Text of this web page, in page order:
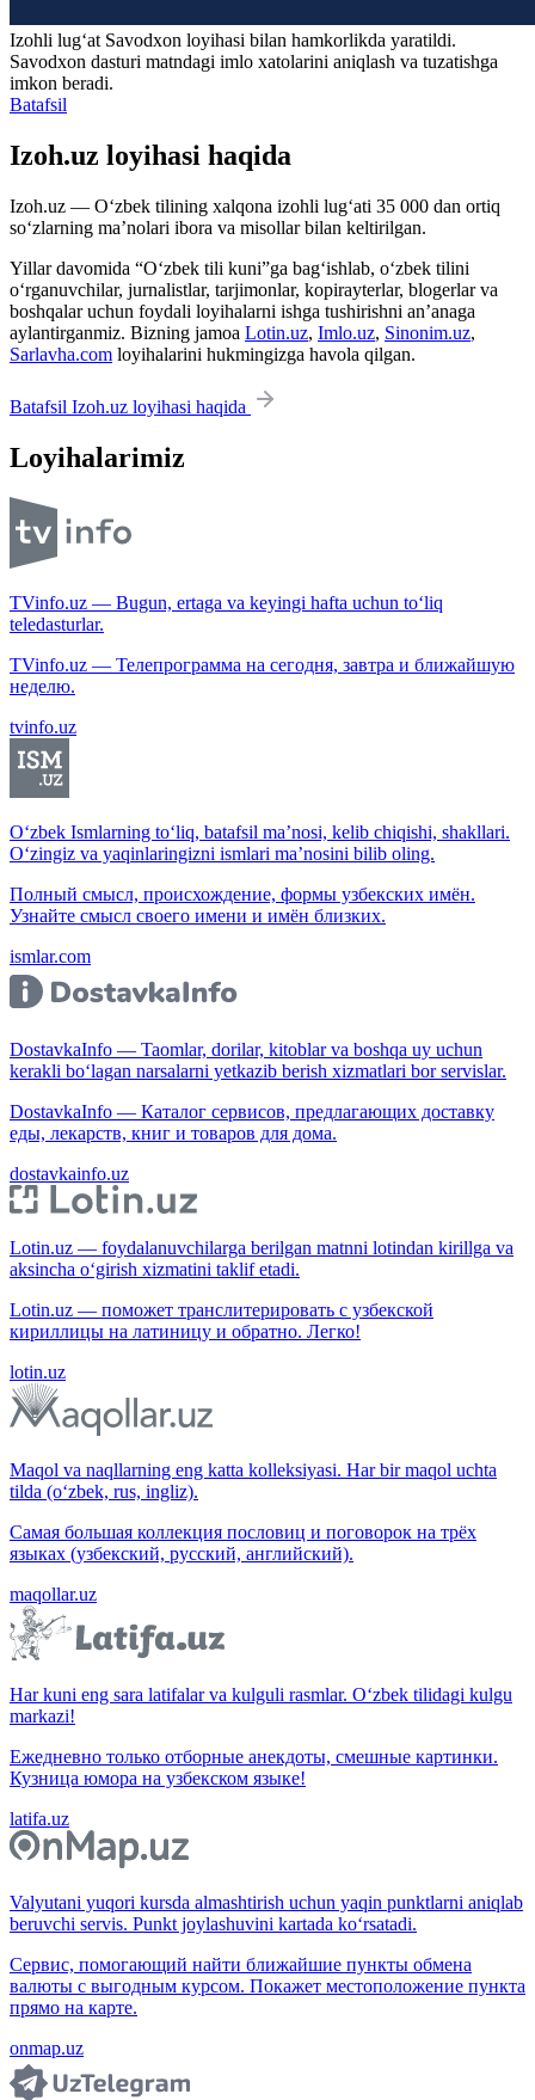
Izohli lugʻat Savodxon loyihasi bilan hamkorlikda yaratildi.
Savodxon dasturi matndagi imlo xatolarini aniqlash va tuzatishga
imkon beradi.
Batafsil
Izoh.uz loyihasi haqida
Izoh.uz — O‘zbek tilining xalqona izohli lug‘ati 35 000 dan ortiq
so‘zlarning ma’nolari ibora va misollar bilan keltirilgan.
Yillar davomida “O‘zbek tili kuni”ga bag‘ishlab, o‘zbek tilini
o‘rganuvchilar, jurnalistlar, tarjimonlar, kopirayterlar, blogerlar va
boshqalar uchun foydali loyihalarni ishga tushirishni an’anaga
aylantirganmiz. Bizning jamoa Lotin.uz, Imlo.uz, Sinonim.uz,
Sarlavha.com loyihalarini hukmingizga havola qilgan.
Batafsil Izoh.uz loyihasi haqida
Loyihalarimiz
TVinfo.uz — Bugun, ertaga va keyingi hafta uchun to‘liq
teledasturlar.
TVinfo.uz — Телепрограмма на сегодня, завтра и ближайшую
неделю.
tvinfo.uz
O‘zbek Ismlarning to‘liq, batafsil ma’nosi, kelib chiqishi, shakllari.
O‘zingiz va yaqinlaringizni ismlari ma’nosini bilib oling.
Полный смысл, происхождение, формы узбекских имён.
Узнайте смысл своего имени и имён близких.
ismlar.com
DostavkaInfo — Taomlar, dorilar, kitoblar va boshqa uy uchun
kerakli bo‘lagan narsalarni yetkazib berish xizmatlari bor servislar.
DostavkaInfo — Каталог сервисов, предлагающих доставку
еды, лекарств, книг и товаров для дома.
dostavkainfo.uz
Lotin.uz — foydalanuvchilarga berilgan matnni lotindan kirillga va
aksincha o‘girish xizmatini taklif etadi.
Lotin.uz — поможет транслитерировать с узбекской
кириллицы на латиницу и обратно. Легко!
lotin.uz
Maqol va naqllarning eng katta kolleksiyasi. Har bir maqol uchta
tilda (o‘zbek, rus, ingliz).
Самая большая коллекция пословиц и поговорок на трёх
языках (узбекский, русский, английский).
maqollar.uz
Har kuni eng sara latifalar va kulguli rasmlar. O‘zbek tilidagi kulgu
markazi!
Ежедневно только отборные анекдоты, смешные картинки.
Кузница юмора на узбекском языке!
latifa.uz
Valyutani yuqori kursda almashtirish uchun yaqin punktlarni aniqlab
beruvchi servis. Punkt joylashuvini kartada ko‘rsatadi.
Сервис, помогающий найти ближайшие пункты обмена
валюты с выгодным курсом. Покажет местоположение пункта
прямо на карте.
onmap.uz